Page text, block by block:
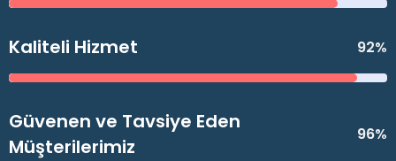
Kaliteli Hizmet 92%
Güvenen ve Tavsiye Eden
Müşterilerimiz
96%